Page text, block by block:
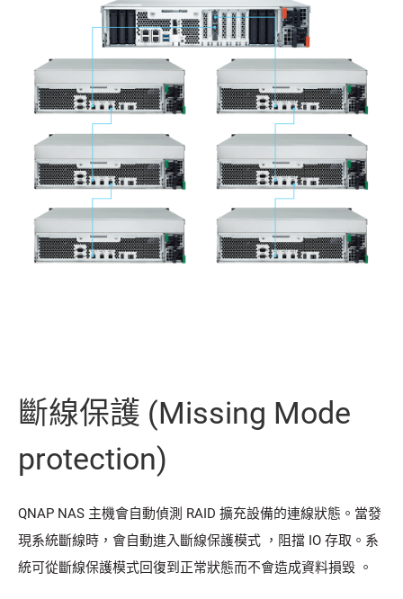
斷線保護 (Missing Mode
protection)
QNAP NAS 主機會自動偵測 RAID 擴充設備的連線狀態。當發
現系統斷線時，會自動進入斷線保護模式 ，阻擋 IO 存取。系
統可從斷線保護模式回復到正常狀態而不會造成資料損毀 。